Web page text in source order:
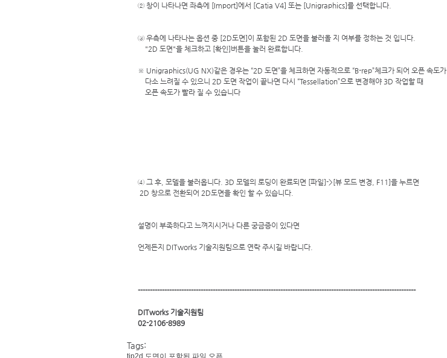
② 창이 나타나면 좌측에 [Import]에서 [Catia V4] 또는 [Unigraphics]를 선택합니다.
③ 우측에 나타나는 옵션 중 [2D도면]이 포함된 2D 도면을 불러올 지 여부를 정하는 것 입니다.
    "2D 도면"을 체크하고 [확인]버튼을 눌러 완료합니다.
※ Unigraphics(UG NX)같은 경우는 “2D 도면”을 체크하면 자동적으로 “B-rep”체크가 되어 오픈 속도가
    다소 느려질 수 있으니 2D 도면 작업이 끝나면 다시 “Tessellation”으로 변경해야 3D 작업할 때
    오픈 속도가 빨라 질 수 있습니다
④ 그 후, 모델을 불러옵니다. 3D 모델의 로딩이 완료되면 [파일]->[뷰 모드 변경, F11]을 누르면
2D 창으로 전환되어 2D도면을 확인 할 수 있습니다.
설명이 부족하다고 느껴지시거나 다른 궁금증이 있다면
언제든지 DITworks 기술지원팀으로 연락 주시길 바랍니다.
-------------------------------------------------------------------------------------------------------------------
DITworks 기술지원팀
02-2106-8989
Tags:
tip2d 도면이 포함된 파일 오픈